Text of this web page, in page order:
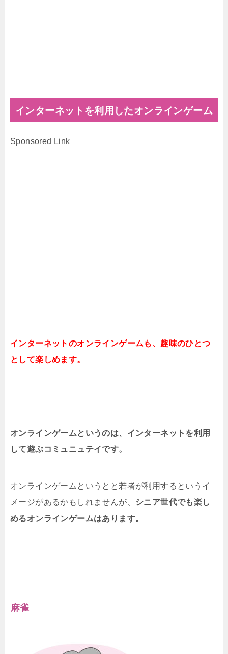
インターネットを利用したオンラインゲーム
Sponsored Link
インターネットのオンラインゲームも、趣味のひとつ
として楽しめます。
オンラインゲームというのは、インターネットを利用
して遊ぶコミュニュテイです。
オンラインゲームというとと若者が利用するというイ
メージがあるかもしれませんが、 シニア世代でも楽し
めるオンラインゲームはあります。
麻雀